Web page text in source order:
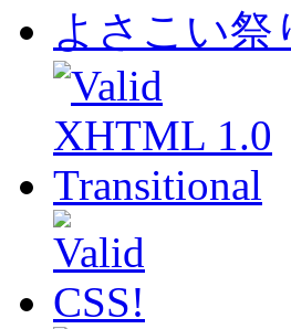
よさこい祭